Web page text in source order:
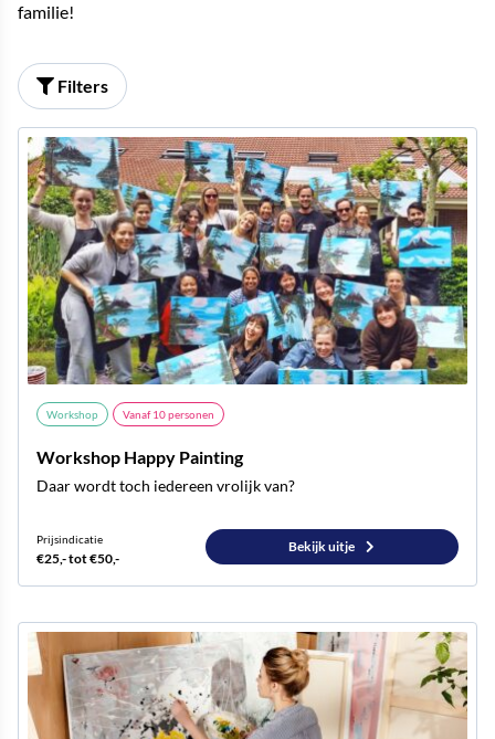
familie!
Filters
Workshop Vanaf10personen
Workshop Happy Painting
Daar wordt toch iedereen vrolijk van?
Prijsindicatie
€25,- tot €50,-
Bekijk uitje